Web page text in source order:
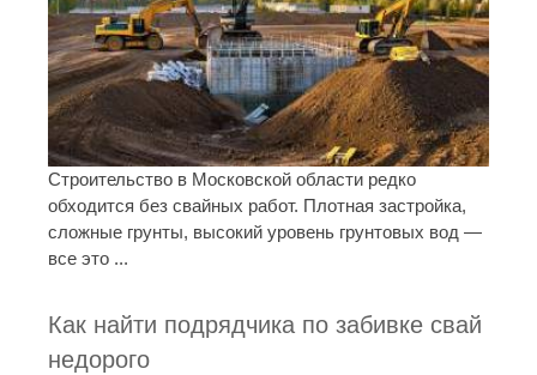
Строительство в Московской области редко
обходится без свайных работ. Плотная застройка,
сложные грунты, высокий уровень грунтовых вод —
все это ...
Как найти подрядчика по забивке свай
недорого